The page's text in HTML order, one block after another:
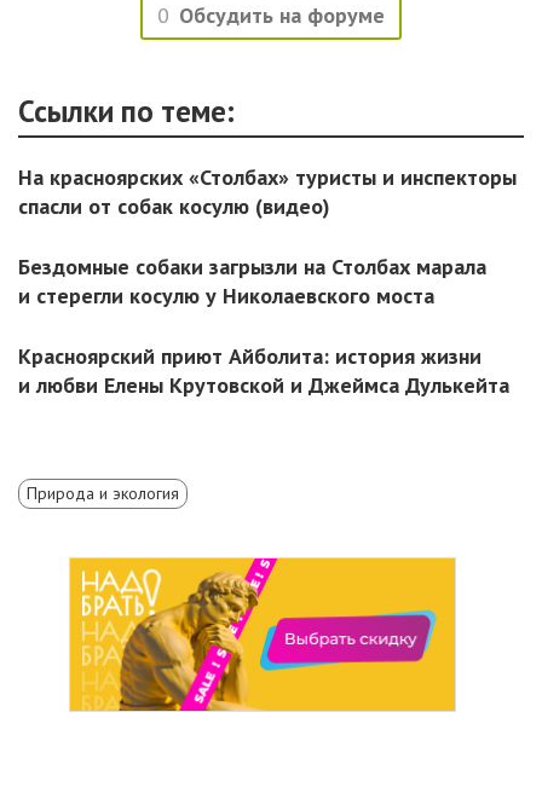
0 Обсудить на форуме
Ссылки по теме:
На красноярских «Столбах» туристы и инспекторы
спасли от собак косулю (видео)
Бездомные собаки загрызли на Столбах марала
и стерегли косулю у Николаевского моста
Красноярский приют Айболита: история жизни
и любви Елены Крутовской и Джеймса Дулькейта
Природа и экология